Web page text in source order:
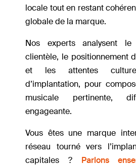
locale tout en restant
globale de la marque.
Nos experts analysent
clientèle, le positionnement
et les attentes
d’implantation, pour
musicale pertinente,
engageante.
Vous êtes une marque
réseau tourné vers
capitales ? Parlons